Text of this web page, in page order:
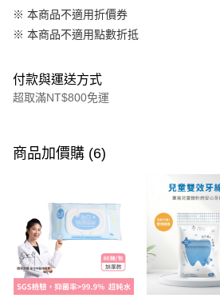
※ 本商品不適用折價券
※ 本商品不適用點數折抵
付款與運送方式
超取滿NT$800免運
信用卡一次付款
Apple Pay
大哥付你分期
相關說明
【大哥付你分期使用說明】
1.本服務由台灣大哥大提供，台灣大哥大用戶
AFTEE先享後付
商品加價購 (6)